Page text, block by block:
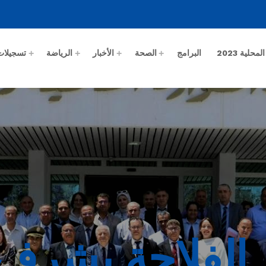
2023 البرامج الصحة الأخبار الرياضة